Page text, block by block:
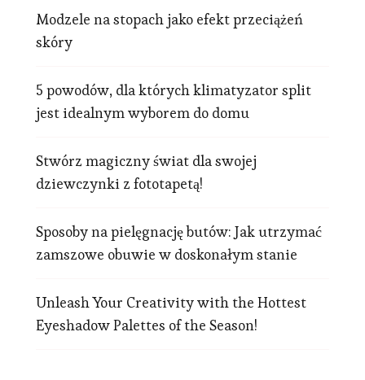
Modzele na stopach jako efekt przeciążeń
skóry
5 powodów, dla których klimatyzator split
jest idealnym wyborem do domu
Stwórz magiczny świat dla swojej
dziewczynki z fototapetą!
Sposoby na pielęgnację butów: Jak utrzymać
zamszowe obuwie w doskonałym stanie
Unleash Your Creativity with the Hottest
Eyeshadow Palettes of the Season!